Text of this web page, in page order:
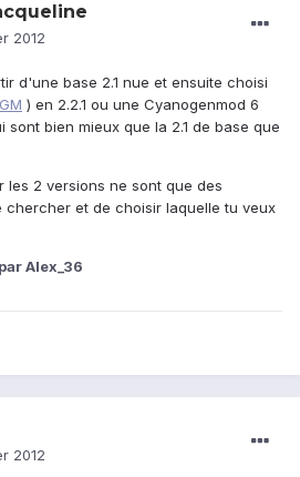
2012
d'une base 2.1 nue et ensuite choisi
) en 2.2.1 ou une Cyanogenmod 6
sont bien mieux que la 2.1 de base que
les 2 versions ne sont que des
chercher et de choisir laquelle tu veux
par Alex_36
2012